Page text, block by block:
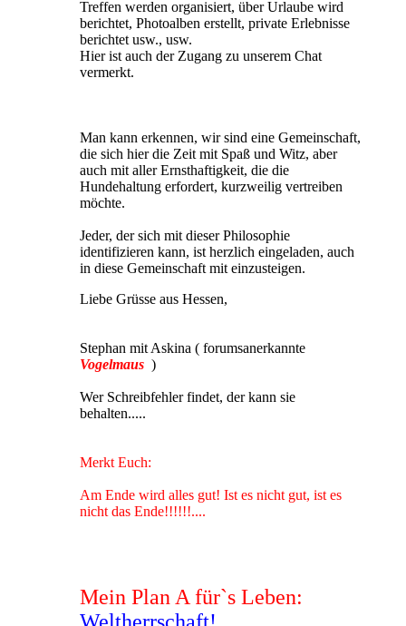
Treffen werden organisiert, über Urlaube wird
berichtet, Photoalben erstellt, private Erlebnisse
berichtet usw., usw.
Hier ist auch der Zugang zu unserem Chat
vermerkt.
Man kann erkennen, wir sind eine Gemeinschaft,
die sich hier die Zeit mit Spaß und Witz, aber
auch mit aller Ernsthaftigkeit, die die
Hundehaltung erfordert, kurzweilig vertreiben
möchte.
Jeder, der sich mit dieser Philosophie
identifizieren kann, ist herzlich eingeladen, auch
in diese Gemeinschaft mit einzusteigen.
Liebe Grüsse aus Hessen,
Stephan mit Askina ( forumsanerkannte
Vogelmaus )
Wer Schreibfehler findet, der kann sie
behalten.....
Merkt Euch:
Am Ende wird alles gut! Ist es nicht gut, ist es
nicht das Ende!!!!!!....
Mein Plan A für`s Leben:
Weltherrschaft!